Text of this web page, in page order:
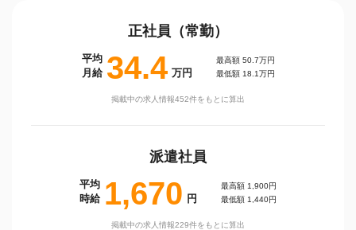
正社員（常勤）
平均
月給 34.4 万円
最高額 50.7万円
最低額 18.1万円
掲載中の求人情報452件をもとに算出
派遣社員
平均
時給 1,670 円
最高額 1,900円
最低額 1,440円
掲載中の求人情報229件をもとに算出